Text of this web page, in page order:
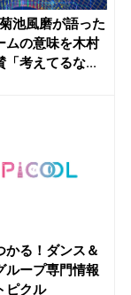
池風磨が語った
ムの意味を木村
「考えてるな...
かる！ダンス＆
ループ専門情報
ピクル